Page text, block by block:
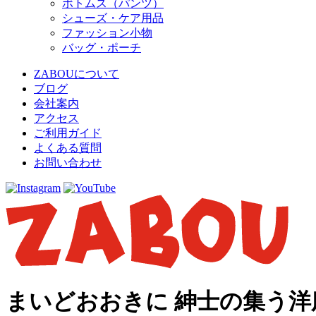
ボトムス（パンツ）
シューズ・ケア用品
ファッション小物
バッグ・ポーチ
ZABOUについて
ブログ
会社案内
アクセス
ご利用ガイド
よくある質問
お問い合わせ
まいどおおきに 紳士の集う